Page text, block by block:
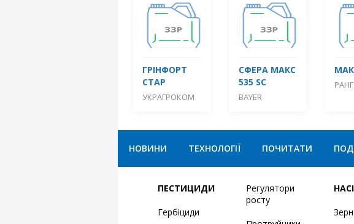
ГРІНФОРТ
СТАР
УКРАГРОКОМ
СФЕРА МАКС
535 SC
BAYER
НОВИНИ ТЕХНОЛОГІЇ ПОЧИТАТИ
ПЕСТИЦИДИ
Гербіциди
Регулятори
росту